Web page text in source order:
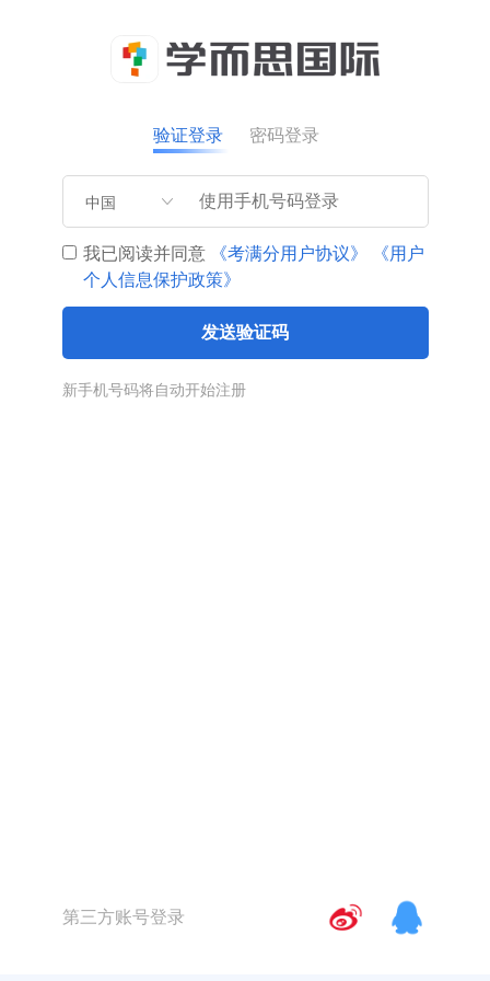
验证登录 密码登录
中国
我已阅读并同意 《考满分用户协议》
《用户
个人信息保护政策》
发送验证码
新手机号码将自动开始注册
第三方账号登录